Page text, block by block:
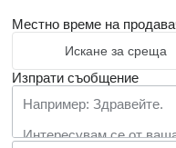
Местно време на
Искане за среща
Изпрати съобщение